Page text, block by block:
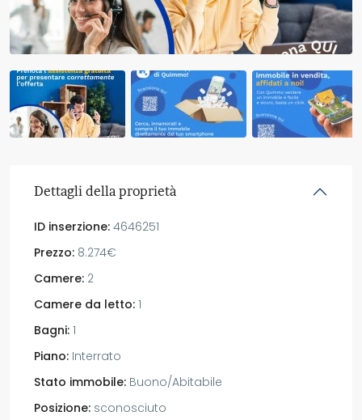
Dettagli della proprietà
ID inserzione: 4646251
Prezzo: 8.274€
Camere: 2
Camere da letto: 1
Bagni: 1
Piano: Interrato
Stato immobile: Buono/Abitabile
Posizione: sconosciuto